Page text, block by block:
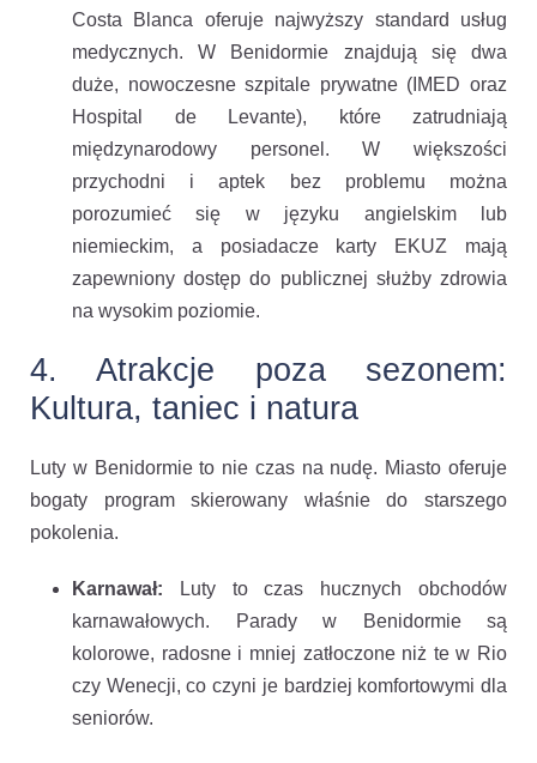
Costa Blanca oferuje najwyższy standard usług
medycznych. W Benidormie znajdują się dwa
duże, nowoczesne szpitale prywatne (IMED oraz
Hospital de Levante), które zatrudniają
międzynarodowy personel. W większości
przychodni i aptek bez problemu można
porozumieć się w języku angielskim lub
niemieckim, a posiadacze karty EKUZ mają
zapewniony dostęp do publicznej służby zdrowia
na wysokim poziomie.
4. Atrakcje poza sezonem:
Kultura, taniec i natura
Luty w Benidormie to nie czas na nudę. Miasto oferuje
bogaty program skierowany właśnie do starszego
pokolenia.
Karnawał: Luty to czas hucznych obchodów
karnawałowych. Parady w Benidormie są
kolorowe, radosne i mniej zatłoczone niż te w Rio
czy Wenecji, co czyni je bardziej komfortowymi dla
seniorów.